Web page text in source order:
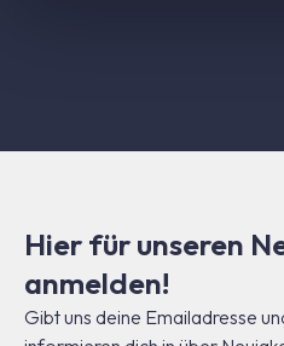
Hier für unseren
anmelden!
Gibt uns deine Emailadresse